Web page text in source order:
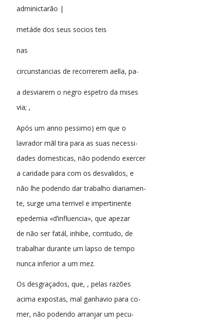
adminictarão |
metáde dos seus socios teis
nas
circunstancias de recorrerem aella, pa-
a desviarem o negro espetro da mises
via; ,
Após um anno pessimo) em que o
lavrador mãl tira para as suas necessi-
dades domesticas, não podendo exercer
a caridade para com os desvalidos, e
não lhe podendo dar trabalho diariamen-
te, surge uma terrivel e impertinente
epedemia «d’influencia», que apezar
de não ser fatál, inhibe, comtudo, de
trabalhar durante um lapso de tempo
nunca inferior a um mez.
Os desgraçados, que, , pelas razões
acima expostas, mal ganhavio para co-
mer, não podendo arranjar um pecu-